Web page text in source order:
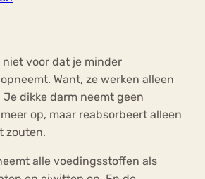
niet voor dat je minder
Want, ze werken alleen
Je dikke darm neemt geen
op, maar reabsorbeert alleen
zouten.
alle voedingsstoffen als